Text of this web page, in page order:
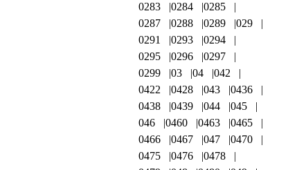
0283
0284
0285
0287
0288 0289
029
0291
0293
0294
0295
0296
0297
0299
03 04
042
0422
0428 043
0436
0438
0439 044
045
046
0460 0463
0465
0466
0467 047
0470
0475
0476
0478